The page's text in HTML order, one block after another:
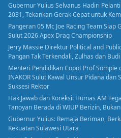
Gubernur Yulius Selvanus Hadiri
2031, Tekankan Gerak Cepat untuk
Pangeran 05 Mc Joe Racing Team
Sulut 2026 Apex Drag Championship
Jerry Massie Direktur Political and
Pangan Tak Terkendali, Zulhas dan
Menteri Pendidikan Copot Prof
INAKOR Sulut Kawal Unsur Pidana dan
Suksesi Rektor
Hak Jawab dan Koreksi: Humas AM
Tanoyan Berada di WIUP Berizin, Bukan
Gubernur Yulius: Remaja Beriman,
Kekuatan Sulawesi Utara